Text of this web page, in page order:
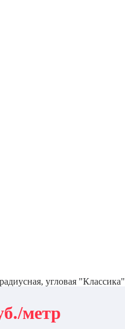
угловая "Классика"
метр